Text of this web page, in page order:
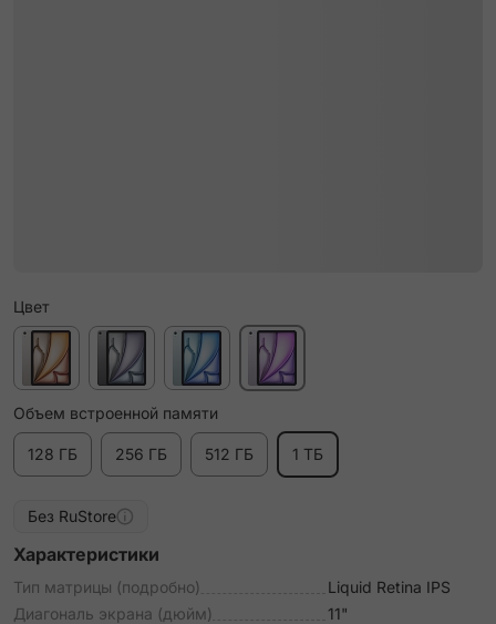
Цвет
Объем встроенной памяти
128 ГБ 256 ГБ 512 ГБ 1 ТБ
Без RuStore
Характеристики
Тип матрицы (подробно)
Liquid Retina IPS
Диагональ экрана (дюйм)
11"